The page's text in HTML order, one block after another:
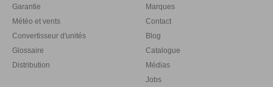
Garantie
Météo et vents
Convertisseur d'unités
Glossaire
Distribution
Marques
Contact
Blog
Catalogue
Médias
Jobs